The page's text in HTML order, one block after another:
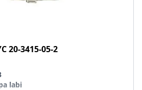
20-3415-05-2
labi